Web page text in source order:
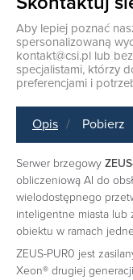
Aby lepiej poznać
spersonalizowaną
kontakt@csi.pl lub
specjalistami, którzy
preferencjami i
Opis Pobierz
Serwer brzegowy
obliczeniową AI do
wielodostępnego
inteligentne miasta lub
obiektu w ramach
ZEUS-PUR0 jest
Xeon® drugiej